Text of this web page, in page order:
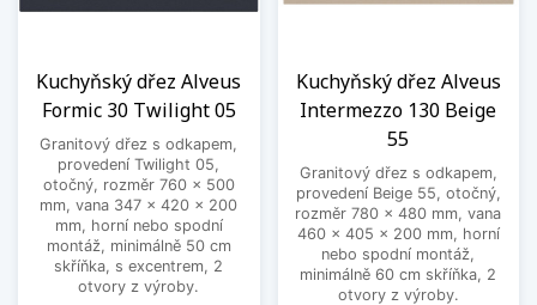
Kuchyňský dřez Alveus
Formic 30 Twilight 05
Granitový dřez s odkapem,
provedení Twilight 05,
otočný, rozměr 760 x 500
mm, vana 347 x 420 x 200
mm, horní nebo spodní
montáž, minimálně 50 cm
skříňka, s excentrem, 2
otvory z výroby.
Kuchyňský dřez Alveus
Intermezzo 130 Beige
55
Granitový dřez s odkapem,
provedení Beige 55, otočný,
rozměr 780 x 480 mm, vana
460 x 405 x 200 mm, horní
nebo spodní montáž,
minimálně 60 cm skříňka, 2
otvory z výroby.